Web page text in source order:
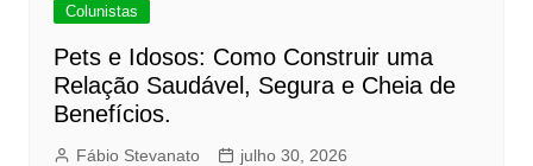
Colunistas
Pets e Idosos: Como Construir uma
Relação Saudável, Segura e Cheia de
Benefícios.
Fábio Stevanato julho 30, 2026